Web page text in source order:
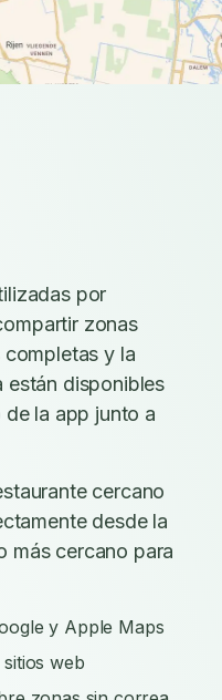
por
zonas
y la
están disponibles
la app junto a
cercano
desde la
más cercano para
y Apple Maps
web